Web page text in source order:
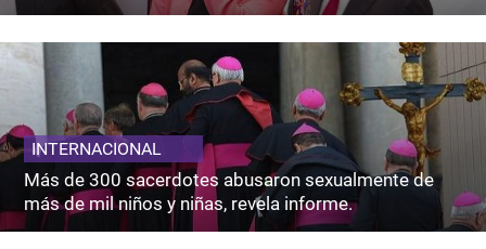
INTERNACIONAL
Más de 300 sacerdotes abusaron sexualmente de
más de mil niños y niñas, revela informe.